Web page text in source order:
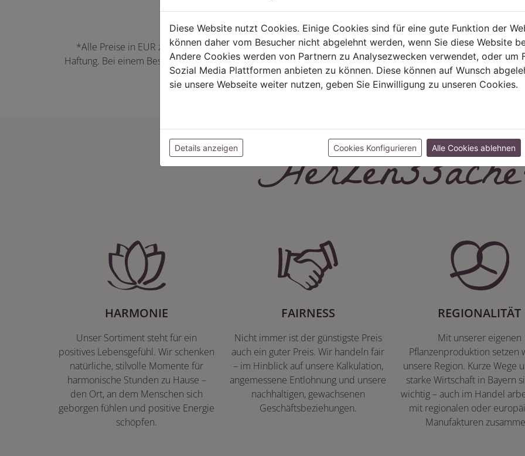
*Alle Preise in EUR zzgl. der jeweils gültigen Mehrwertsteuer und Versandkosten. Für Irrtümer und
Haftung. Bei einem Bestellwert unter 50,00 EUR behalten wir uns die Berechnung eines
können Farbabweichungen zwischen der Bildschirmdarstellung und dem
HARMONIE
Unser Sortiment steht für ein
positives Lebensgefühl. Wir schenken
natürliche, stilvolle Momente für
harmonische Stunden zu Hause –
den Ort, an dem Menschen sich
geborgen fühlen und positive Energie
schöpfen.
FAIRNESS
Nicht immer ist der günstigste Preis
auch ein guter Preis. Wir handeln fair
– im Hinblick auf unsere Kalkulation,
angemessene Entlohnung und unsere
nachhaltigen, gewachsenen
Geschäftsbeziehungen.
REGIONALITÄT
Mit unserer eigenen
Pflanzenproduktion setzen
unsere Region. Kurze Wege
starke Wirtschaft in Bayern
wichtig – auch im Handel
mit regionalen oder
Manufakturen
Diese Website nutzt Cookies. Einige Cookies sind für eine gute Funktion der
können daher vom Besucher nicht abgelehnt werden, wenn Sie diese Website
Andere Cookies werden von Partnern zu Analysezwecken verwendet, oder um
Sozial Media Plattformen anbieten zu können. Diese können auf Wunsch
sie unsere Webseite weiter nutzen, geben Sie Einwilligung zu unseren Cookies.
Details anzeigen Cookies Konfigurieren Alle Cookies ablehnen